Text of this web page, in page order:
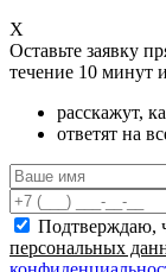
X
Оставьте заявку
течение 10 минут
расскажут,
ответят на
Подтверждаю,
персональных